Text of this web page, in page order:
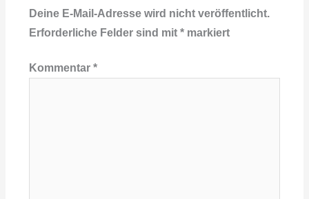
Deine E-Mail-Adresse wird nicht veröffentlicht.
Erforderliche Felder sind mit *markiert
Kommentar *